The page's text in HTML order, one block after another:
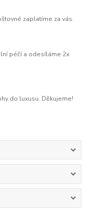
zaplatíme za vás.
péčí a odesíláme 2x
do luxusu. Děkujeme!